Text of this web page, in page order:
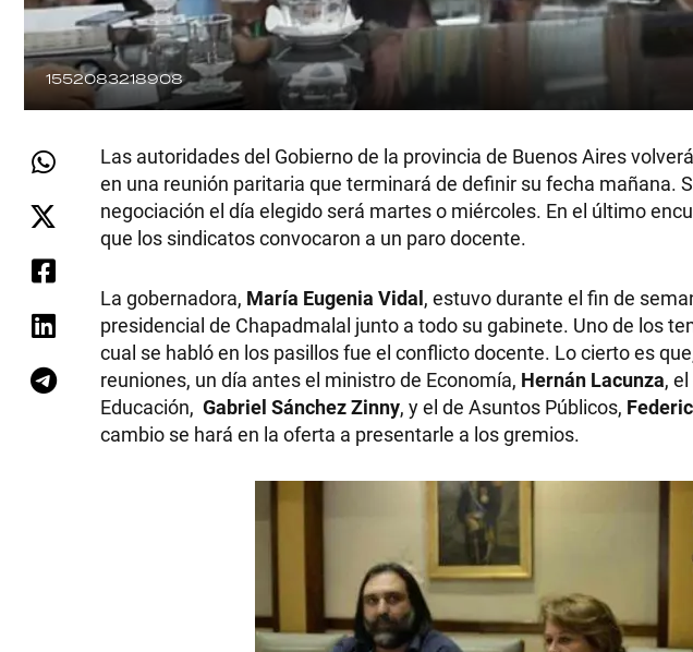
1552083218908
Las autoridades del Gobierno de la provincia de Buenos Aires
en una reunión paritaria que terminará de definir su fecha mañana.
negociación el día elegido será martes o miércoles. En el último
que los sindicatos convocaron a un paro docente.
La gobernadora, María Eugenia Vidal, estuvo durante el fin de
presidencial de Chapadmalal junto a todo su gabinete. Uno de los
cual se habló en los pasillos fue el conflicto docente. Lo cierto es
reuniones, un día antes el ministro de Economía, Hernán Lacunza,
Educación, Gabriel Sánchez Zinny, y el de Asuntos Públicos,
cambio se hará en la oferta a presentarle a los gremios.